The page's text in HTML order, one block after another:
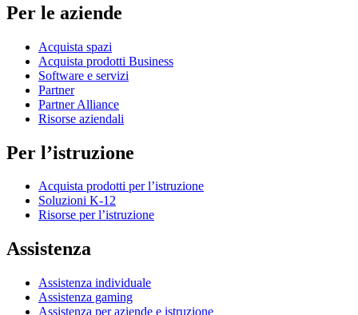
Per le aziende
Acquista spazi
Acquista prodotti Business
Software e servizi
Partner
Partner Alliance
Risorse aziendali
Per l’istruzione
Acquista prodotti per l’istruzione
Soluzioni K-12
Risorse per l’istruzione
Assistenza
Assistenza individuale
Assistenza gaming
Assistenza per aziende e istruzione